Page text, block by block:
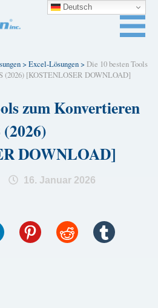
>Excel-Lösungen>Die 10 besten Tools
(2026) [KOSTENLOSER DOWNLOAD]
zum Konvertieren
DOWNLOAD]
16. Januar 2026
Deutsch